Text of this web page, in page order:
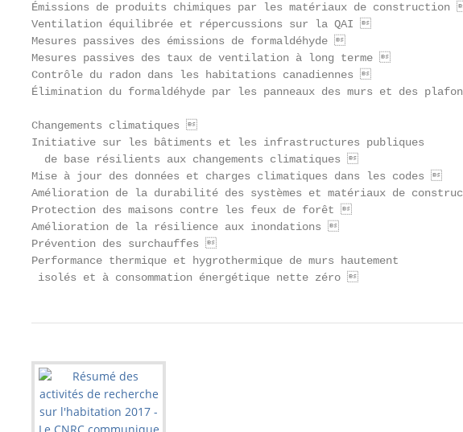
Émissions de produits chimiques par les matériaux de
Ventilation équilibrée et répercussions sur la QAI 
Mesures passives des émissions de formaldéhyde 
Mesures passives des taux de ventilation à long terme 
Contrôle du radon dans les habitations canadiennes 
Élimination du formaldéhyde par les panneaux des murs et des
Changements climatiques 
Initiative sur les bâtiments et les infrastructures publiques
de base résilients aux changements climatiques 
Mise à jour des données et charges climatiques dans les codes
Amélioration de la durabilité des systèmes et matériaux de
Protection des maisons contre les feux de forêt 
Amélioration de la résilience aux inondations 
Prévention des surchauffes 
Performance thermique et hygrothermique de murs hautement
isolés et à consommation énergétique nette zéro 